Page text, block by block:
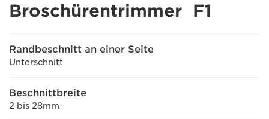
Broschürentrimmer F1
Randbeschnitt an einer Seite
Unterschnitt
Beschnittbreite
2 bis 28mm